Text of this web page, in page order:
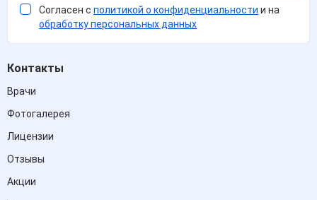
Согласен с политикой о конфиденциальности и на
обработку персональных данных
Контакты
Врачи
Фотогалерея
Лицензии
Отзывы
Акции